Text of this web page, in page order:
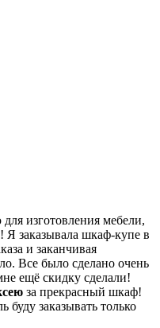
изготовления мебели,
заказывала шкаф-купе в
и заканчивая
Все было сделано очень
ещё скидку сделали!
за прекрасный шкаф!
буду заказывать только